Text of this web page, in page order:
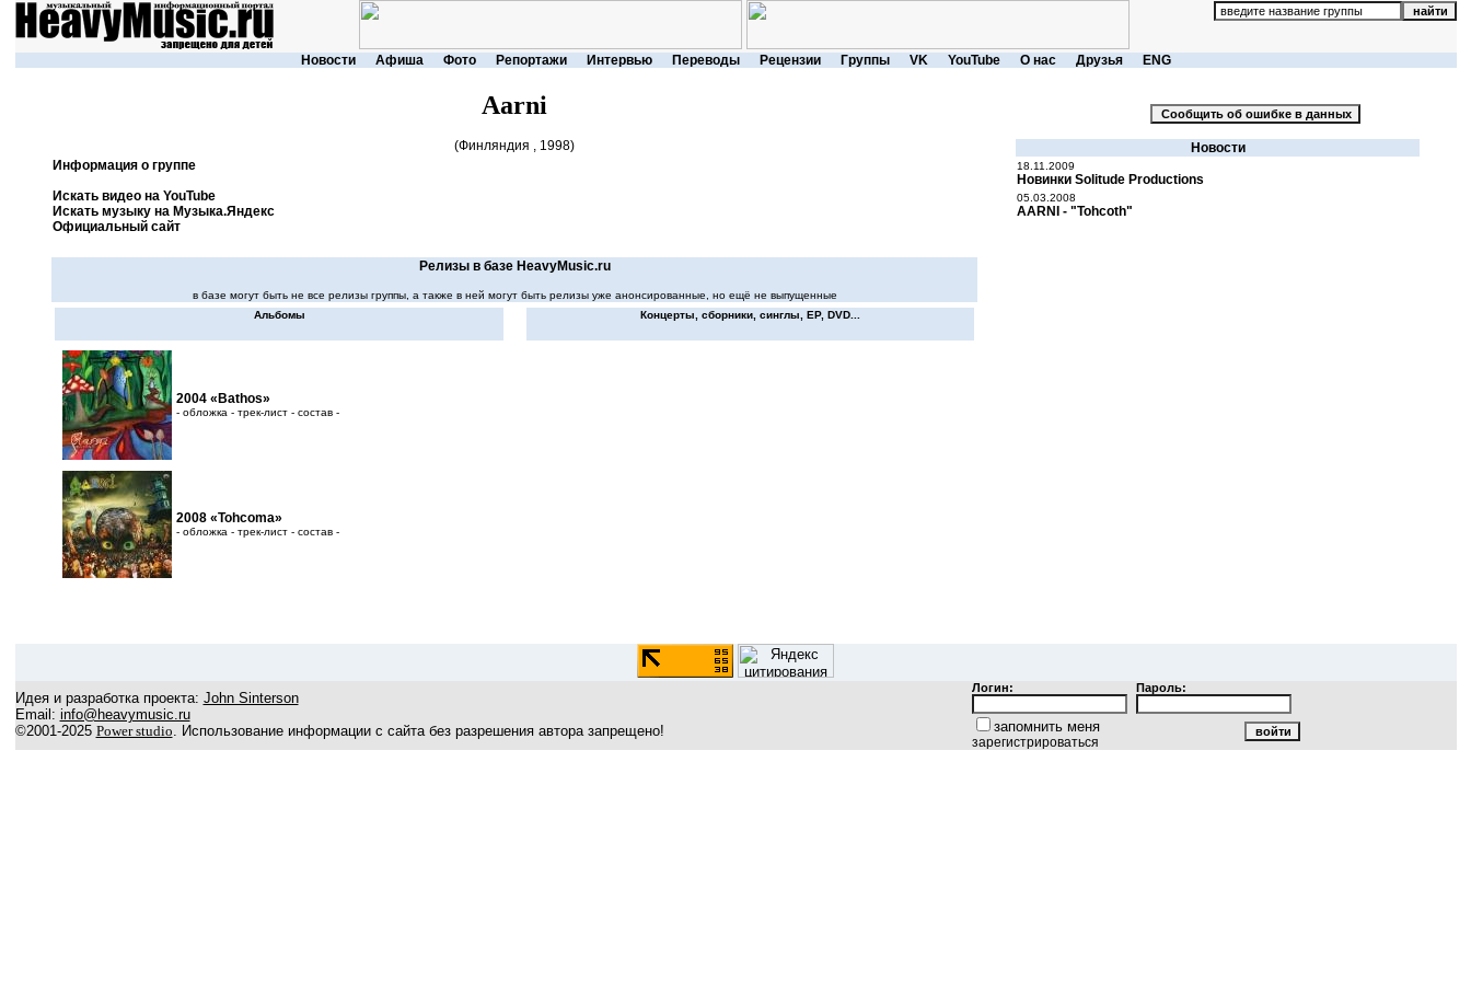
Новости Афиша Фото Репортажи Интервью Переводы Рецензии Группы VK YouTube О нас Друзья ENG
Aarni
(Финляндия , 1998)
Информация о группе
Искать видео на YouTube
Искать музыку на Музыка.Яндекс
Официальный сайт
Релизы в базе HeavyMusic.ru
в базе могут быть не все релизы группы, а также в ней могут быть релизы уже анонсированные, но ещё не выпущенные
Альбомы
Концерты, сборники, синглы, EP, DVD...
2004 «Bathos»
- обложка - трек-лист - состав -
2008 «Tohcoma»
- обложка - трек-лист - состав -
Новости
18.11.2009
Новинки Solitude Productions
05.03.2008
AARNI - "Tohcoth"
Идея и разработка проекта: John Sinterson
Email: info@heavymusic.ru
©2001-2025 Power studio. Использование информации с сайта без разрешения автора запрещено!
Логин: Пароль:
запомнить меня
зарегистрироваться